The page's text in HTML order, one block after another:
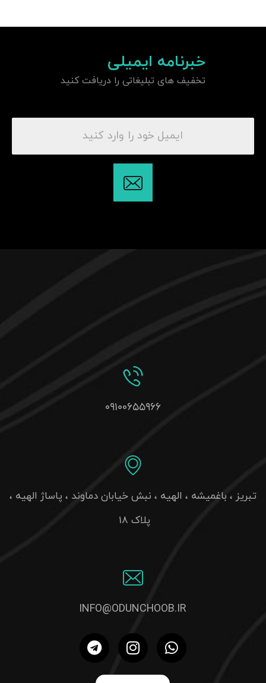
خبرنامه ایمیلی
تخفیف های تبلیغاتی را دریافت کنید
۰۹۱۰۰۶۵۵۹۶۶
تبریز ، باغمیشه ، الهیه ، نبش خیابان دماوند ، پاساژ الهیه ،
پلاک 18
INFO@ODUNCHOOB.IR